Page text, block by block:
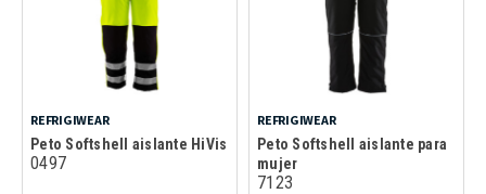
REFRIGIWEAR
Peto Softshell aislante HiVis
0497
REFRIGIWEAR
Peto Softshell aislante para
mujer
7123